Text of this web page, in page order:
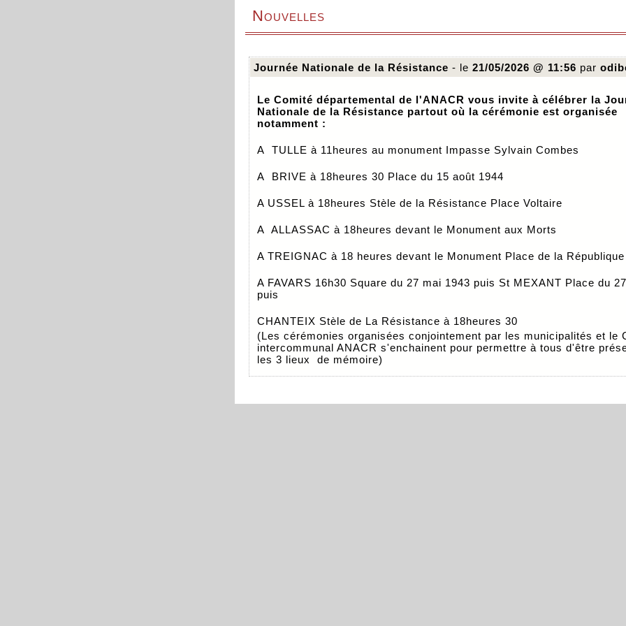
Nouvelles
Journée Nationale de la Résistance - le 21/05/2026 @ 11:56 par
Le Comité départemental de l'ANACR vous invite à célébrer la
Nationale de la Résistance partout où la cérémonie est organisée
notamment :
A TULLE à 11heures au monument Impasse Sylvain Combes
A BRIVE à 18heures 30 Place du 15 août 1944
A USSEL à 18heures Stèle de la Résistance Place Voltaire
A ALLASSAC à 18heures devant le Monument aux Morts
A TREIGNAC à 18 heures devant le Monument Place de la République
A FAVARS 16h30 Square du 27 mai 1943 puis St MEXANT Place du
puis
CHANTEIX Stèle de La Résistance à 18heures 30
(Les cérémonies organisées conjointement par les municipalités et le
intercommunal ANACR s'enchainent pour permettre à tous d'être
les 3 lieux de mémoire)